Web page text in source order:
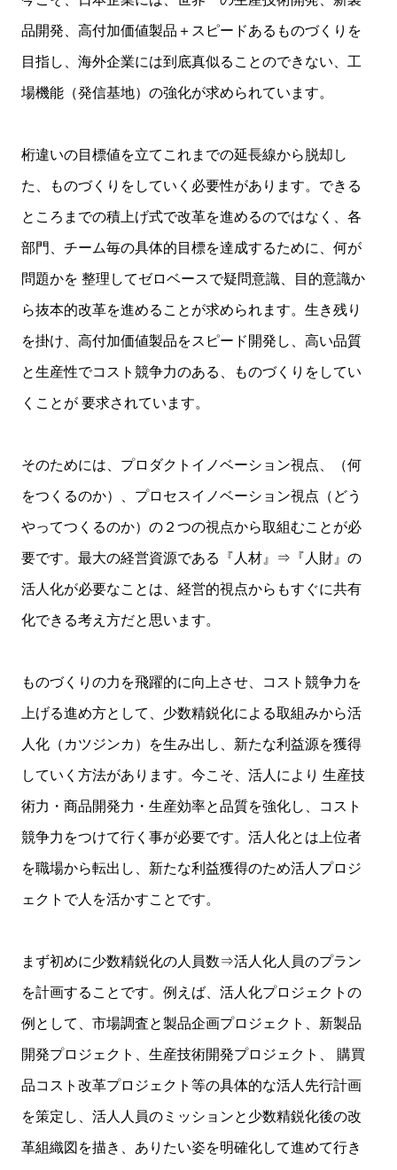
品開発、高付加価値製品＋スピードあるものづくりを
目指し、海外企業には到底真似ることのできない、工
場機能（発信基地）の強化が求められています。
桁違いの目標値を立てこれまでの延長線から脱却し
た、ものづくりをしていく必要性があります。できる
ところまでの積上げ式で改革を進めるのではなく、各
部門、チーム毎の具体的目標を達成するために、何が
問題かを 整理してゼロベースで疑問意識、目的意識か
ら抜本的改革を進めることが求められます。生き残り
を掛け、高付加価値製品をスピード開発し、高い品質
と生産性でコスト競争力のある、ものづくりをしてい
くことが 要求されています。
そのためには、プロダクトイノベーション視点、（何
をつくるのか）、プロセスイノベーション視点（どう
やってつくるのか）の２つの視点から取組むことが必
要です。最大の経営資源である『人材』⇒『人財』の
活人化が必要なことは、経営的視点からもすぐに共有
化できる考え方だと思います。
ものづくりの力を飛躍的に向上させ、コスト競争力を
上げる進め方として、少数精鋭化による取組みから活
人化（カツジンカ）を生み出し、新たな利益源を獲得
していく方法があります。今こそ、活人により 生産技
術力・商品開発力・生産効率と品質を強化し、コスト
競争力をつけて行く事が必要です。活人化とは上位者
を職場から転出し、新たな利益獲得のため活人プロジ
ェクトで人を活かすことです。
まず初めに少数精鋭化の人員数⇒活人化人員のプラン
を計画することです。例えば、活人化プロジェクトの
例として、市場調査と製品企画プロジェクト、新製品
開発プロジェクト、生産技術開発プロジェクト、 購買
品コスト改革プロジェクト等の具体的な活人先行計画
を策定し、活人人員のミッションと少数精鋭化後の改
革組織図を描き、ありたい姿を明確化して進めて行き